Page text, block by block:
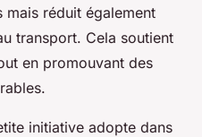
mais réduit également
transport. Cela soutient
en promouvant des
initiative adopte dans